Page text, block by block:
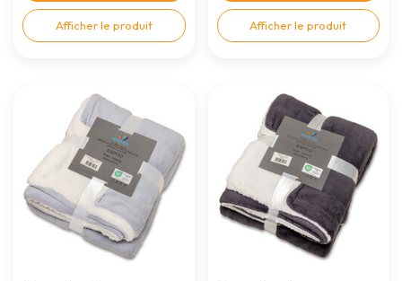
Afficher le produit Afficher le produit